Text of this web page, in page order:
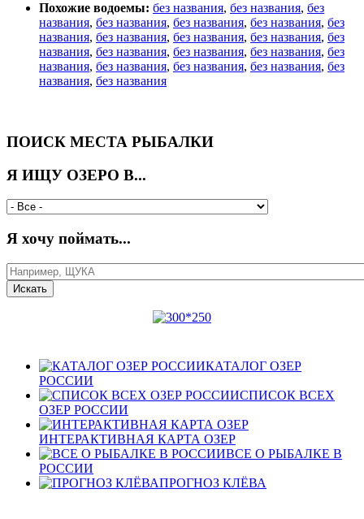
Похожие водоемы: без названия, без названия, без
названия, без названия, без названия, без названия, без
названия, без названия, без названия, без названия, без
названия, без названия, без названия, без названия, без
названия, без названия, без названия, без названия, без
названия, без названия
ПОИСК МЕСТА РЫБАЛКИ
Я ИЩУ ОЗЕРО В...
Я хочу поймать...
КАТАЛОГ ОЗЕР
РОССИИ
СПИСОК ВСЕХ
ОЗЕР РОССИИ
ИНТЕРАКТИВНАЯ КАРТА ОЗЕР
ВСЕ О РЫБАЛКЕ В
РОССИИ
ПРОГНОЗ КЛЁВА